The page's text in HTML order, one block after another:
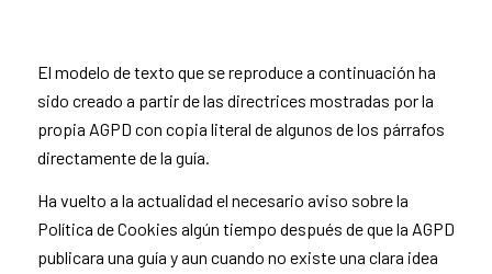
El modelo de texto que se reproduce a continuación ha
sido creado a partir de las directrices mostradas por la
propia AGPD con copia literal de algunos de los párrafos
directamente de la guía.
Ha vuelto a la actualidad el necesario aviso sobre la
Política de Cookies algún tiempo después de que la AGPD
publicara una guía y aun cuando no existe una clara idea